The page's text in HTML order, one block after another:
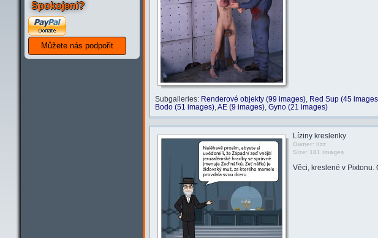
Spokojeni?
Subgalleries: Renderové objekty (99 images), Red Sup (45
Bodo (51 images),AE (9 images), Gyno (21 images)
Líziny kreslenky
Owner: lizz
Size: 181 images
Věci, kreslené v Pixtonu.